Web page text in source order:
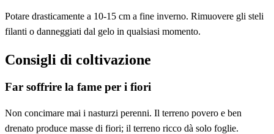
Potare drasticamente a 10-15 cm a fine inverno. Rimuovere gli steli
filanti o danneggiati dal gelo in qualsiasi momento.
Consigli di coltivazione
Far soffrire la fame per i fiori
Non concimare mai i nasturzi perenni. Il terreno povero e ben
drenato produce masse di fiori; il terreno ricco dà solo foglie.